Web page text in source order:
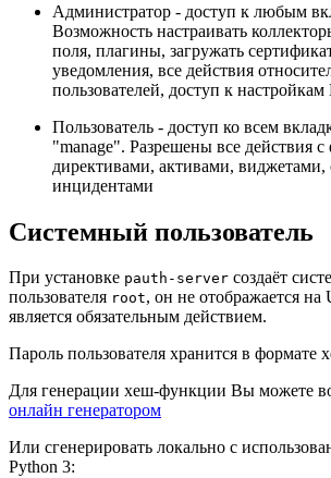
Администратор - доступ к любым
Возможность настраивать
поля, плагины, загружать
уведомления, все действия
пользователей, доступ к
Пользователь - доступ ко всем
"manage". Разрешены все действия с
директивами, активами,
инцидентами
Системный пользователь
При установке pauth-server создаёт
пользователя root, он не отображается
является обязательным действием.
Пароль пользователя хранится в формате
Для генерации хеш-функции Вы можете
онлайн генератором
Или сгенерировать локально с
Python 3: